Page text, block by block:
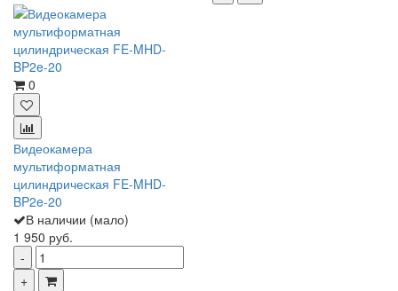
0
Видеокамера
мультиформатная
цилиндрическая FE-MHD-
BP2e-20
В наличии (мало)
1 950 руб.